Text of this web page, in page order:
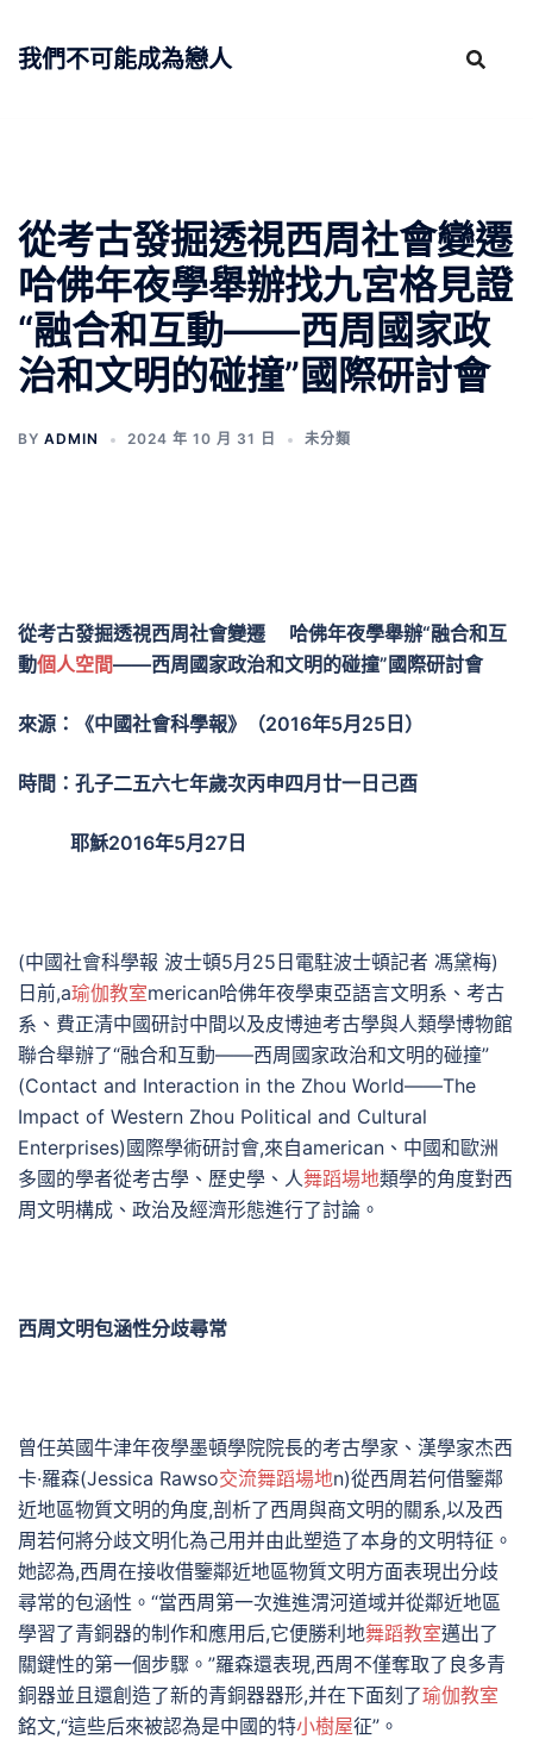
我們不可能成為戀人
從考古發掘透視西周社會變遷
哈佛年夜學舉辦找九宮格見證
“融合和互動——西周國家政
治和文明的碰撞”國際研討會
BY ADMIN 2024 年 10 月 31 日 未分類
從考古發掘透視西周社會變遷 哈佛年夜學舉辦“融合和互
動個人空間——西周國家政治和文明的碰撞”國際研討會
來源：《中國社會科學報》（2016年5月25日）
時間：孔子二五六七年歲次丙申四月廿一日己酉
耶穌2016年5月27日
(中國社會科學報 波士頓5月25日電駐波士頓記者 馮黛梅)
日前,a瑜伽教室merican哈佛年夜學東亞語言文明系、考古
系、費正清中國研討中間以及皮博迪考古學與人類學博物館
聯合舉辦了“融合和互動——西周國家政治和文明的碰撞”
(Contact and Interaction in the Zhou World——The
Impact of Western Zhou Political and Cultural
Enterprises)國際學術研討會,來自american、中國和歐洲
多國的學者從考古學、歷史學、人舞蹈場地類學的角度對西
周文明構成、政治及經濟形態進行了討論。
西周文明包涵性分歧尋常
曾任英國牛津年夜學墨頓學院院長的考古學家、漢學家杰西
卡·羅森(Jessica Rawso交流舞蹈場地n)從西周若何借鑒鄰
近地區物質文明的角度,剖析了西周與商文明的關系,以及西
周若何將分歧文明化為己用并由此塑造了本身的文明特征。
她認為,西周在接收借鑒鄰近地區物質文明方面表現出分歧
尋常的包涵性。“當西周第一次進進渭河道域并從鄰近地區
學習了青銅器的制作和應用后,它便勝利地舞蹈教室邁出了
關鍵性的第一個步驟。”羅森還表現,西周不僅奪取了良多青
銅器並且還創造了新的青銅器器形,并在下面刻了瑜伽教室
銘文,“這些后來被認為是中國的特小樹屋征”。